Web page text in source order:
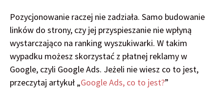
Pozycjonowanie raczej nie zadziała. Samo budowanie
linków do strony, czy jej przyspieszanie nie wpłyną
wystarczająco na ranking wyszukiwarki. W takim
wypadku możesz skorzystać z płatnej reklamy w
Google, czyli Google Ads. Jeżeli nie wiesz co to jest,
przeczytaj artykuł „Google Ads, co to jest?”